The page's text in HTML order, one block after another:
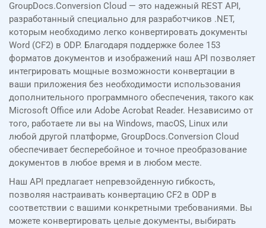
GroupDocs.Conversion Cloud — это надежный REST API,
разработанный специально для разработчиков .NET,
которым необходимо легко конвертировать документы
Word (CF2) в ODP. Благодаря поддержке более 153
форматов документов и изображений наш API позволяет
интегрировать мощные возможности конвертации в
ваши приложения без необходимости использования
дополнительного программного обеспечения, такого как
Microsoft Office или Adobe Acrobat Reader. Независимо от
того, работаете ли вы на Windows, macOS, Linux или
любой другой платформе, GroupDocs.Conversion Cloud
обеспечивает бесперебойное и точное преобразование
документов в любое время и в любом месте.
Наш API предлагает непревзойденную гибкость,
позволяя настраивать конвертацию CF2 в ODP в
соответствии с вашими конкретными требованиями. Вы
можете конвертировать целые документы, выбирать